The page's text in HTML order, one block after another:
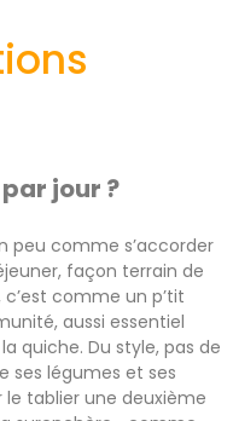
jour ?
peu comme s’accorder
façon terrain de
comme un p’tit
aussi essentiel
quiche. Du style, pas de
ses légumes et ses
le tablier une deuxième